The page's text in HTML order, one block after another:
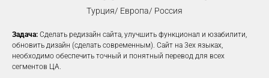
Турция/ Европа/ Россия
Задача: Сделать редизайн сайта, улучшить функционал и юзабилити,
обновить дизайн (сделать современным). Сайт на 3ех языках,
необходимо обеспечить точный и понятный перевод для всех
сегментов ЦА.
КОНТЕКСТНАЯ
РЕКЛАМА